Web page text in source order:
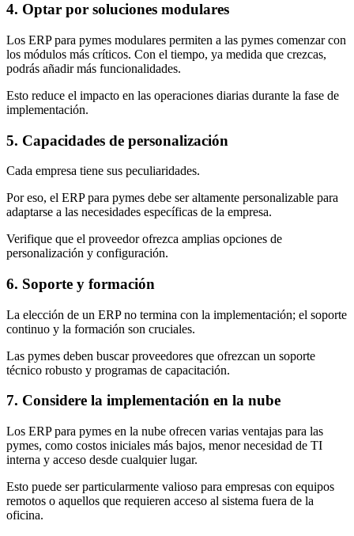
4. Optar por soluciones modulares
Los ERP para pymes modulares permiten a las pymes comenzar con
los módulos más críticos. Con el tiempo, ya medida que crezcas,
podrás añadir más funcionalidades.
Esto reduce el impacto en las operaciones diarias durante la fase de
implementación.
5. Capacidades de personalización
Cada empresa tiene sus peculiaridades.
Por eso, el ERP para pymes debe ser altamente personalizable para
adaptarse a las necesidades específicas de la empresa.
Verifique que el proveedor ofrezca amplias opciones de
personalización y configuración.
6. Soporte y formación
La elección de un ERPno termina con la implementación; el soporte
continuo y la formación son cruciales.
Las pymes deben buscar proveedores que ofrezcan un soporte
técnico robusto y programas de capacitación.
7. Considere la implementación en la nube
Los ERP para pymes en la nube ofrecen varias ventajas para las
pymes, como costos iniciales más bajos, menor necesidad de TI
interna y acceso desde cualquier lugar.
Esto puede ser particularmente valioso para empresas con equipos
remotos o aquellos que requieren acceso al sistema fuera de la
oficina.